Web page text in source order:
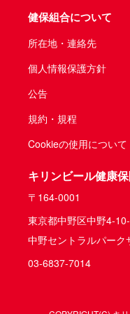
健保組合について
所在地・連絡先
個人情報保護方針
公告
規約・規程
Cookieの使用について
キリンビール健康
〒164-0001
東京都中野区中野4-
中野セントラルパーク
03-6837-7014